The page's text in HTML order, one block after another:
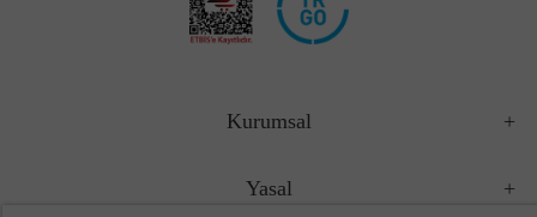
Kurumsal
Yasal